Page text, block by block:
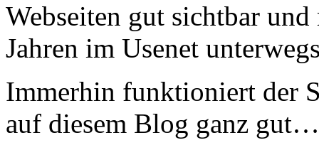
Webseiten gut sichtbar
Jahren im Usenet
Immerhin funktioniert der
auf diesem Blog ganz gut…